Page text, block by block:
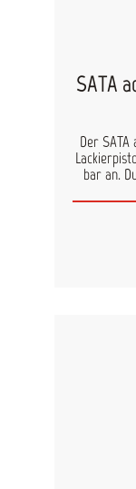
SATA
Der
bar an.
Druck